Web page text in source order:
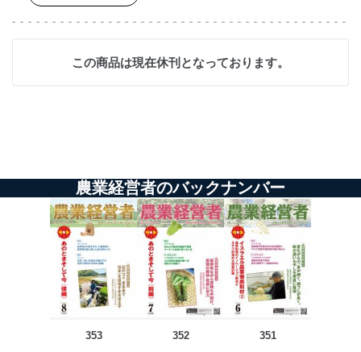
この商品は現在休刊となっております。
農業経営者のバックナンバー
353 352 351